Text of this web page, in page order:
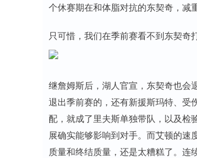
个休赛期在和体脂对抗的东契奇，减
只可惜，我们在季前赛看不到东契奇
继詹姆斯后，湖人官宣，东契奇也会
退出季前赛的，还有新援斯玛特、受
配，就成了里夫斯单独带队，以及检
展确实能够影响到对手。而艾顿的
质量和终结质量，还是太糟糕了。连